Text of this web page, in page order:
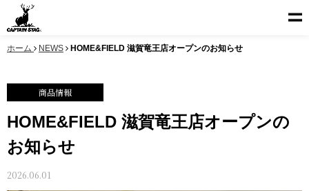
ホーム NEWS HOME&FIELD 滋賀竜王店オープンのお知らせ
商品情報
HOME&FIELD 滋賀竜王店オープンの
お知らせ
2026.06.01